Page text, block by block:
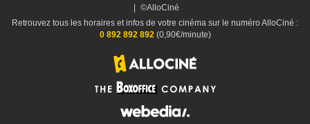
©AlloCiné
Retrouvez tous les horaires et infos de votre cinéma sur le numéro AlloCiné :
0 892 892 892(0,90€/minute)